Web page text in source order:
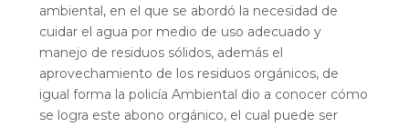
ambiental, en el que se abordó la necesidad de
cuidar el agua por medio de uso adecuado y
manejo de residuos sólidos, además el
aprovechamiento de los residuos orgánicos, de
igual forma la policía Ambiental dio a conocer cómo
se logra este abono orgánico, el cual puede ser